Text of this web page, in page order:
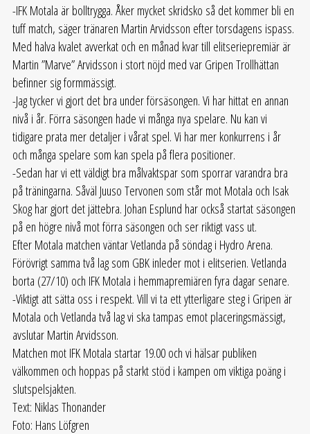
-IFK Motala är bolltrygga. Åker mycket skridsko så det kommer bli en
tuff match, säger tränaren Martin Arvidsson efter torsdagens ispass.
Med halva kvalet avverkat och en månad kvar till elitseriepremiär är
Martin ”Marve” Arvidsson i stort nöjd med var Gripen Trollhättan
befinner sig formmässigt.
-Jag tycker vi gjort det bra under försäsongen. Vi har hittat en annan
nivå i år. Förra säsongen hade vi många nya spelare. Nu kan vi
tidigare prata mer detaljer i vårat spel. Vi har mer konkurrens i år
och många spelare som kan spela på flera positioner.
-Sedan har vi ett väldigt bra målvaktspar som sporrar varandra bra
på träningarna. Såväl Juuso Tervonen som står mot Motala och Isak
Skog har gjort det jättebra. Johan Esplund har också startat säsongen
på en högre nivå mot förra säsongen och ser riktigt vass ut.
Efter Motala matchen väntar Vetlanda på söndag i Hydro Arena.
Förövrigt samma två lag som GBK inleder mot i elitserien. Vetlanda
borta (27/10) och IFK Motala i hemmapremiären fyra dagar senare.
-Viktigt att sätta oss i respekt. Vill vi ta ett ytterligare steg i Gripen är
Motala och Vetlanda två lag vi ska tampas emot placeringsmässigt,
avslutar Martin Arvidsson.
Matchen mot IFK Motala startar 19.00 och vi hälsar publiken
välkommen och hoppas på starkt stöd i kampen om viktiga poäng i
slutspelsjakten.
Text: Niklas Thonander
Foto: Hans Löfgren